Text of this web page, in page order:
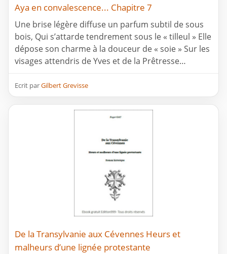
Aya en convalescence... Chapitre 7
Une brise légère diffuse un parfum subtil de sous
bois, Qui s’attarde tendrement sous le « tilleul » Elle
dépose son charme à la douceur de « soie » Sur les
visages attendris de Yves et de la Prêtresse…
Ecrit parGilbert Grevisse
De la Transylvanie aux Cévennes Heurs et
malheurs d’une lignée protestante